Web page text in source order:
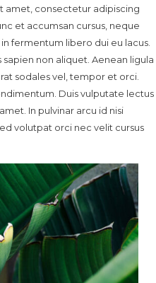
amet, consectetur adipiscing
et accumsan cursus, neque
fermentum libero dui eu lacus.
sapien non aliquet. Aenean ligula
sodales vel, tempor et orci.
Duis vulputate lectus
In pulvinar arcu id nisi
volutpat orci nec velit cursus